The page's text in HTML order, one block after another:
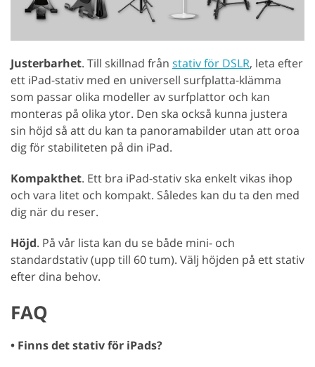
Justerbarhet. Till skillnad från stativ för DSLR, leta efter
ett iPad-stativ med en universell surfplatta-klämma
som passar olika modeller av surfplattor och kan
monteras på olika ytor. Den ska också kunna justera
sin höjd så att du kan ta panoramabilder utan att oroa
dig för stabiliteten på din iPad.
Kompakthet. Ett bra iPad-stativ ska enkelt vikas ihop
och vara litet och kompakt. Således kan du ta den med
dig när du reser.
Höjd. På vår lista kan du se både mini- och
standardstativ (upp till 60 tum). Välj höjden på ett stativ
efter dina behov.
FAQ
• Finns det stativ för iPads?